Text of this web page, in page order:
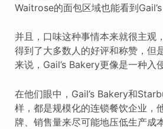
Waitrose的面包区域也能看到Gail’s
并且，口味这种事情本来就很主观
得到了大多数人的好评和称赞，但
来说，Gail’s Bakery更像是一种入侵
在他们眼中，Gail’s Bakery和
样，都是规模化的连锁餐饮企业，
牌、销售量来尽可能地压低生产成